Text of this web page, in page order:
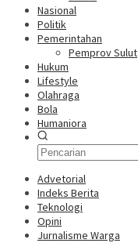
Nasional
Politik
Pemerintahan
Pemprov Sulut
Hukum
Lifestyle
Olahraga
Bola
Humaniora
Advetorial
Indeks Berita
Teknologi
Opini
Jurnalisme Warga